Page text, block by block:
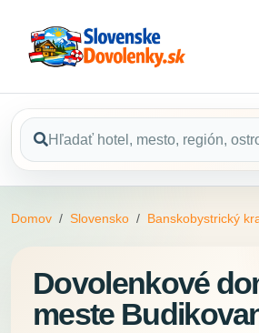
Domov Slovensko Banskobystrický
Dovolenkové
meste